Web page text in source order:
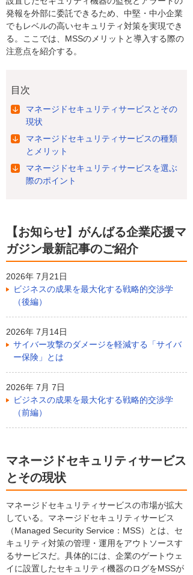
発報を外部に委託できるため、中堅・中小企業
でもレベルの高いセキュリティ対策を実現でき
る。ここでは、MSSのメリットと導入する際の
注意点を紹介する。
目次
マネージドセキュリティサービスとその
現状
マネージドセキュリティサービスの種類
とメリット
マネージドセキュリティサービスを選ぶ
際のポイント
【お知らせ】がんばる企業応援マ
ガジン最新記事のご紹介
2026年 7月21日
ビジネスの成果を最大化する戦略的交渉学
（後編）
2026年 7月14日
サイバー攻撃のダメージを軽減する「サイバ
ー保険」とは
2026年 7月 7日
ビジネスの成果を最大化する戦略的交渉学
（前編）
マネージドセキュリティサービス
とその現状
マネージドセキュリティサービスの市場が拡大
している。マネージドセキュリティサービス
（Managed Security Service：MSS）とは、セ
キュリティ対策の管理・運用をアウトソースす
るサービスだ。具体的には、企業のゲートウェ
イに設置したセキュリティ機器のログをMSSが